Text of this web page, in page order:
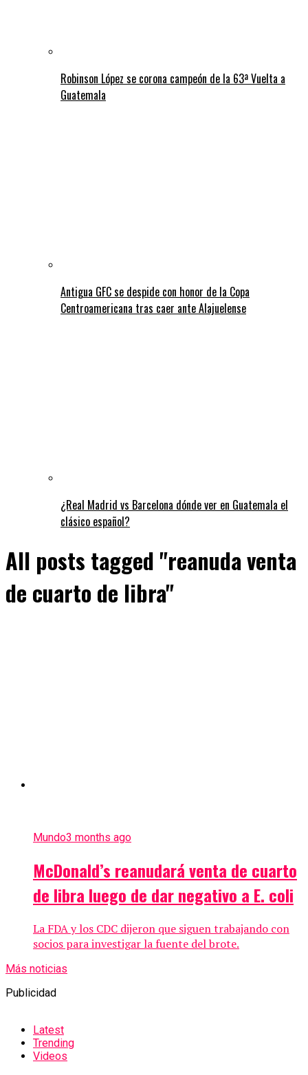
Robinson López se corona campeón de la 63ª Vuelta a
Guatemala
Antigua GFC se despide con honor de la Copa
Centroamericana tras caer ante Alajuelense
¿Real Madrid vs Barcelona dónde ver en Guatemala el
clásico español?
All posts tagged "reanuda venta
de cuarto de libra"
Mundo3 months ago
McDonald’s reanudará venta de cuarto
de libra luego de dar negativo a E. coli
La FDA y los CDC dijeron que siguen trabajando con
socios para investigar la fuente del brote.
Más noticias
Publicidad
Latest
Trending
Videos